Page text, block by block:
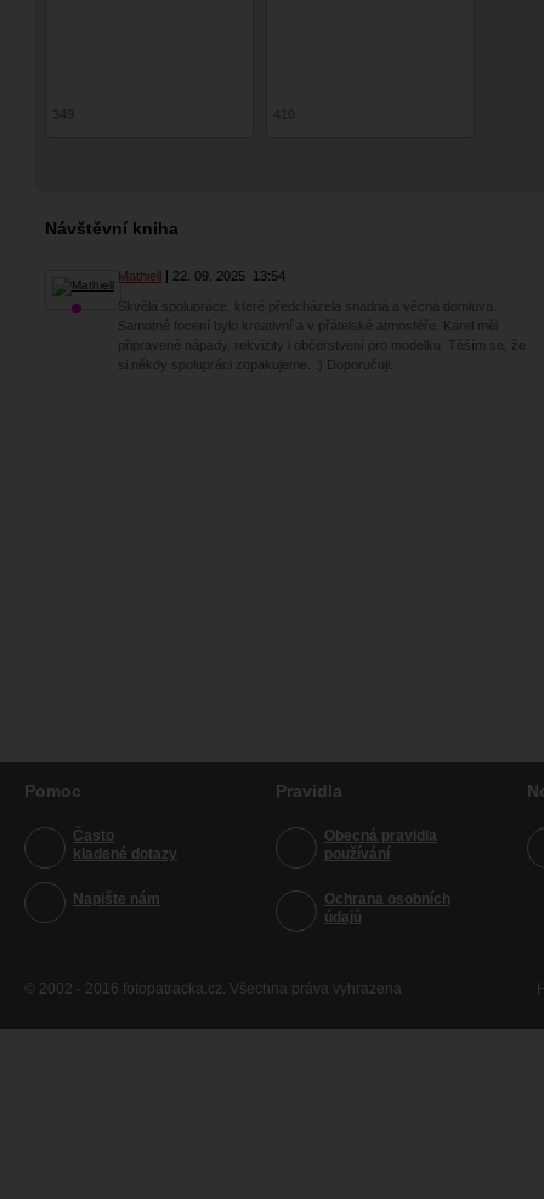
Návštěvní kniha
Mathiell 22. 09. 2025 13:54
Skvělá spolupráce, které předcházela snadná a věcná domluva.
Samotné focení bylo kreativní a v přátelské atmosféře. Karel měl
připravené nápady, rekvizity i občerstvení pro modelku. Těším se, že
si někdy spolupráci zopakujeme. :) Doporučuji.
Pomoc
Často
kladené dotazy
Napište nám
Pravidla
Obecná pravidla
používání
Ochrana osobních
údajů
© 2002 - 2016 fotopatracka.cz. Všechna práva vyhrazena